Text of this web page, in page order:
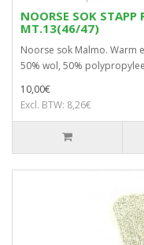
NOORSE SOK STAPP
MT.13(46/47)
Noorse sok Malmo. Warm
50% wol, 50%
10,00€
Excl. BTW: 8,26€